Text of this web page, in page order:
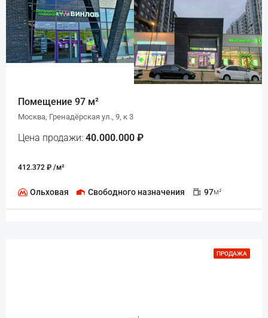
Помещение 97 м²
Москва, Гренадёрская ул., 9, к 3
Цена продажи: 40.000.000 ₽
412.372 ₽ /м²
Ольховая Свободного назначения 97м²
ПРОДАЖА